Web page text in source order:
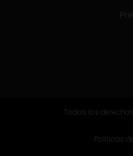
Todos los
Politicas